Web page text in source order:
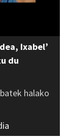
Ixabel’
du
halako